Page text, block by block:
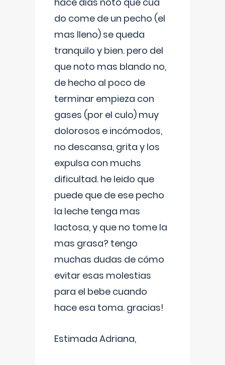
do come de un pecho (el
mas lleno) se queda
tranquilo y bien. pero del
que noto mas blando no,
de hecho al poco de
terminar empieza con
gases (por el culo) muy
dolorosos e incómodos,
no descansa, grita y los
expulsa con muchs
dificultad. he leido que
puede que de ese pecho
la leche tenga mas
lactosa, y que no tome la
mas grasa? tengo
muchas dudas de cómo
evitar esas molestias
para el bebe cuando
hace esa toma. gracias!
Estimada Adriana,